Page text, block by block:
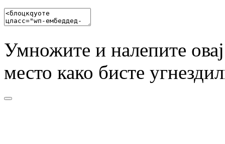
Умножите и налепите
место како бисте